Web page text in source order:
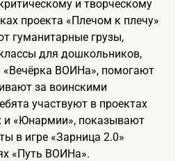
и творческому
проекта «Плечом к плечу»
гуманитарные грузы,
для дошкольников,
«Вечёрка ВОИНа», помогают
за воинскими
участвуют в проектах
«Юнармии», показывают
в игре «Зарница 2.0»
«Путь ВОИНа».